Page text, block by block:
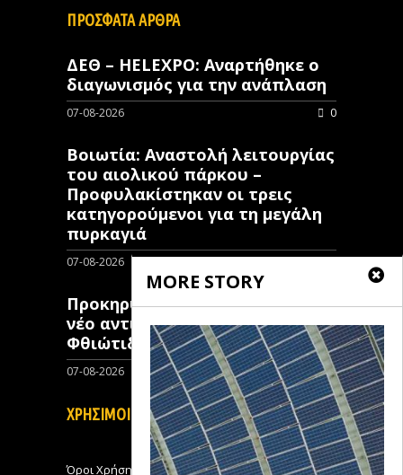
MORE STORY
ΠΡΟΣΦΑΤΑ ΑΡΘΡΑ
ΔΕΘ – HELEXPO: Αναρτήθηκε ο
διαγωνισμός για την ανάπλαση
07-08-2026 0
Βοιωτία: Αναστολή λειτουργίας
του αιολικού πάρκου –
Προφυλακίστηκαν οι τρεις
κατηγορούμενοι για τη μεγάλη
πυρκαγιά
07-08-2026 0
Προκηρύχθηκε διαγωνισμός για
νέo αντιπλημμυρικό έργο στη
Φθιώτιδα
07-08-2026 0
ΧΡΗΣΙΜΟΙ ΣΥΝΔΕΣΜΟΙ
Όροι Χρήσης